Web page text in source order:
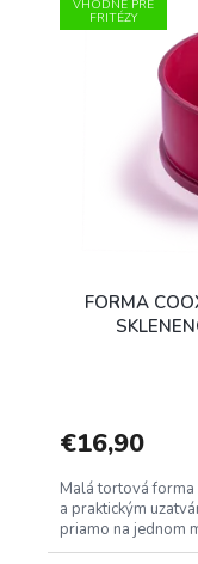
VHODNÉ PRE
FRITÉZY
FORMA
€16,90
Malá tortová
a praktickým
priamo na jednom